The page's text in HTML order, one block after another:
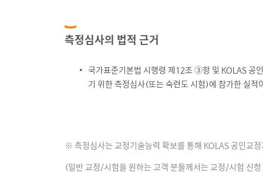
측정심사의 법적 근거
국가표준기본법 시행령 제12조 ③항 및 KOLAS 공
기 위한 측정심사(또는 숙련도 시험)에 참가한 실적
※ 측정심사는 교정기술능력 확보를 통해 KOLAS 공인교
(일반 교정/시험을 원하는 고객 분들께서는 교정/시험 신